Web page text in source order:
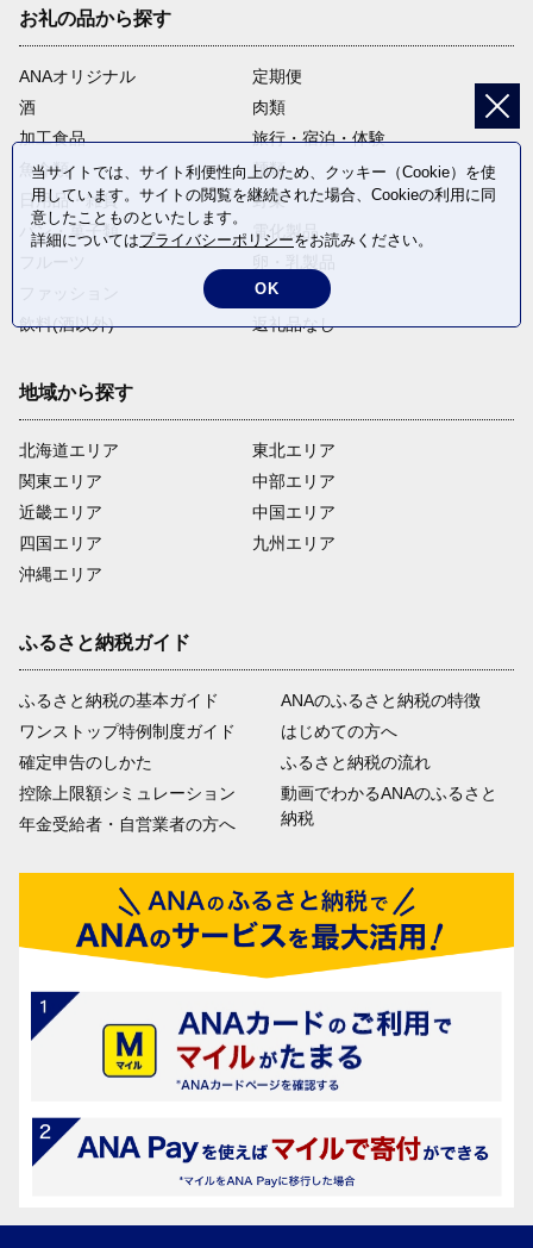
お礼の品から探す
ANAオリジナル
定期便
酒
肉類
加工食品
旅行・宿泊・体験
魚介類
麺類
日用品・雑貨
野菜
パン・菓子類
電化製品
米・穀物
飲料(酒以外)
返礼品なし
地域から探す
北海道エリア
関東エリア
近畿エリア
四国エリア
沖縄エリア
東北エリア
中部エリア
中国エリア
九州エリア
ふるさと納税ガイド
ふるさと納税の基本ガイド
ワンストップ特例制度ガイド
確定申告のしかた
控除上限額シミュレーション
年金受給者・自営業者の方へ
ANAのふるさと納税の特徴
はじめての方へ
ふるさと納税の流れ
動画でわかるANAのふるさと
納税
当サイトでは、サイト利便性向上のため、クッキー（Cookie）を使
用しています。サイトの閲覧を継続された場合、Cookieの利用に同
意したことものといたします。
詳細についてはプライバシーポリシーをお読みください。
OK